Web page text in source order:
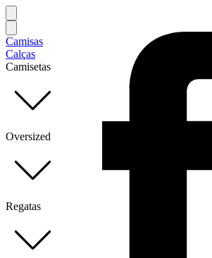
Camisas
Calças
Camisetas
Oversized
Regatas